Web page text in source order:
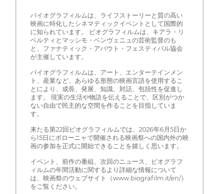
バイオグラフィルムは、ライフストーリーと質の高い
映画に特化したシネマティックイベントとして国際的
に知られています。 ビオグラフィルムは、キアラ・リ
ベルティとマッシモ・ベンヴェニュの芸術監督のも
と、ファナティック・アバウト・フェスティバル協会
が主催しています。
バイオグラフィルムは、アート、エンターテインメン
ト、産業など、あらゆる形態の映画言語を使用するこ
とにより、成長、発展、知識、対話、包括性を促進し
ます。 現実の生活や物語を伝えることで、区別がつか
ない自由で民主的な空間を作ることを目指していま
す。
来たる第22回ビオグラフィルムでは、2026年6月5日か
ら15日にボローニャで開催される映画祭への国内外の映
画の参加を正式に開始できることを嬉しく思います。
イベント、前作の番組、次回のニュース、ビオグラフ
ィルムの年間活動に関するより詳細な情報について
は、映画祭のウェブサイト（www.biografilm.it/en/）
をご覧ください。